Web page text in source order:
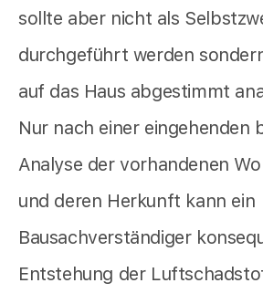
sollte aber nicht als
durchgeführt werden
auf das Haus abgestimmt
Nur nach einer eingehenden
Analyse der vorhandenen
und deren Herkunft kann ein
Bausachverständiger
Entstehung der